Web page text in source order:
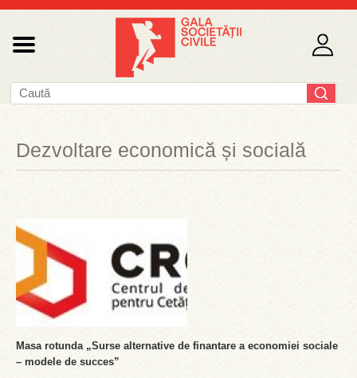
Dezvoltare economică și socială
Masa rotunda „Surse alternative de finantare a economiei sociale
– modele de succes”